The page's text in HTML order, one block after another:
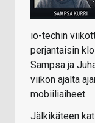
io-techin
perjantaisin
Sampsa ja
viikon ajalta
mobiiliaiheet.
Jälkikäteen